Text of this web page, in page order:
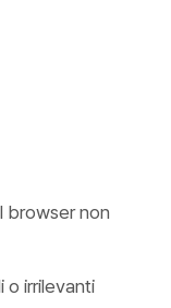
browser non
o irrilevanti